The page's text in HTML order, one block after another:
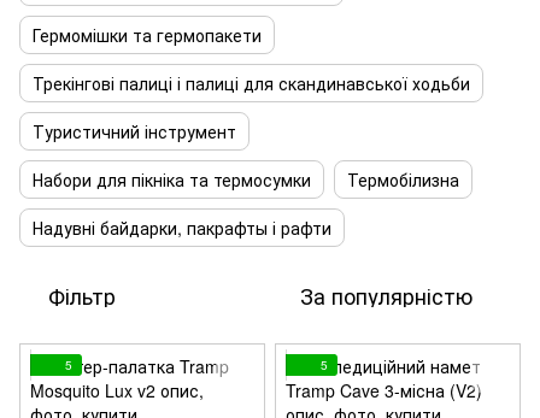
Гермомішки та гермопакети
Трекінгові палиці і палиці для скандинавської ходьби
Туристичний інструмент
Набори для пікніка та термосумки
Термобілизна
Надувні байдарки, пакрафты і рафти
Фільтр За популярністю
5 5